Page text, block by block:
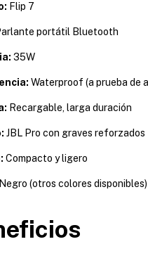
Flip 7
portátil Bluetooth
35W
Waterproof (a prueba de
Recargable, larga duración
JBL Pro con graves reforzados
Compacto y ligero
Negro (otros colores disponibles)